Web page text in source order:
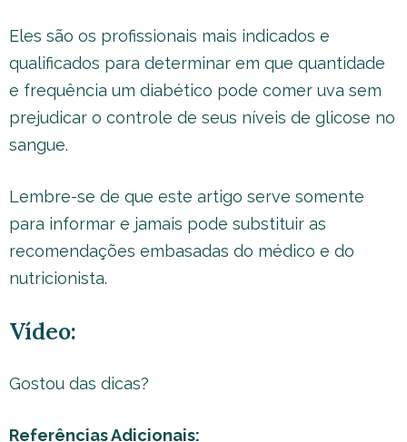
Eles são os profissionais mais indicados e
qualificados para determinar em que quantidade
e frequência um diabético pode comer uva sem
prejudicar o controle de seus níveis de glicose no
sangue.
Lembre-se de que este artigo serve somente
para informar e jamais pode substituir as
recomendações embasadas do médico e do
nutricionista.
Vídeo:
Gostou das dicas?
Referências Adicionais: